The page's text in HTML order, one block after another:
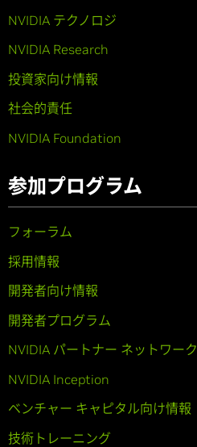
NVIDIA テクノロジ
NVIDIA Research
投資家向け情報
社会的責任
NVIDIA Foundation
参加プログラム
フォーラム
採用情報
開発者向け情報
開発者プログラム
NVIDIA パートナー ネットワーク
NVIDIA Inception
ベンチャー キャピタル向け情報
技術トレーニング